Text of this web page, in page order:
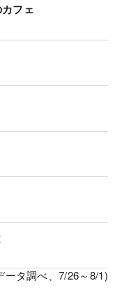
フェ
ータ調べ、7/26～8/1)